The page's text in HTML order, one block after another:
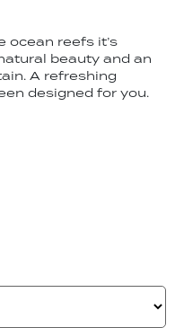
ocean reefs it’s
beauty and an
A refreshing
designed for you.